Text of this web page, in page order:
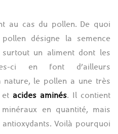
au cas du pollen. De quoi
désigne la semence
un aliment dont les
ci en font d’ailleurs
nature, le pollen a une très
acides aminés. Il contient
en quantité, mais
Voilà pourquoi